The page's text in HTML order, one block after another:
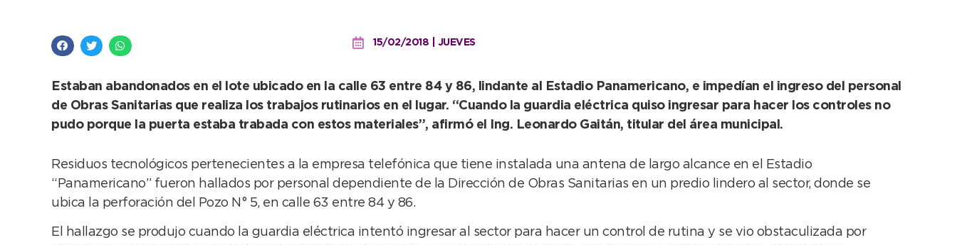
15/02/2018 | JUEVES
Estaban abandonados en el lote ubicado en la calle 63 entre 84 y 86, lindante al Estadio Panamericano, e impedían el ingreso del personal
de Obras Sanitarias que realiza los trabajos rutinarios en el lugar. “Cuando la guardia eléctrica quiso ingresar para hacer los controles no
pudo porque la puerta estaba trabada con estos materiales”, afirmó el Ing. Leonardo Gaitán, titular del área municipal.
Residuos tecnológicos pertenecientes a la empresa telefónica que tiene instalada una antena de largo alcance en el Estadio
“Panamericano” fueron hallados por personal dependiente de la Dirección de Obras Sanitarias en un predio lindero al sector, donde se
ubica la perforación del Pozo N° 5, en calle 63 entre 84 y 86.
El hallazgo se produjo cuando la guardia eléctrica intentó ingresar al sector para hacer un control de rutina y se vio obstaculizada por